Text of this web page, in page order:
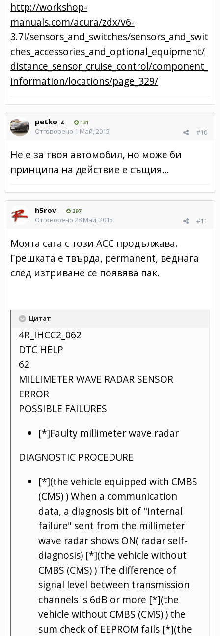
http://workshop-
manuals.com/acura/zdx/v6-
3.7l/sensors_and_switches/sensors_and_swit
ches_accessories_and_optional_equipment/
distance_sensor_cruise_control/component_
information/locations/page_329/
petko_z 131
#10
Отговорено 1 Май, 2015
Не е за твоя автомобил, но може би
принципа на действие е същия...
h5rov 297
#11
Отговорено 28 Май, 2015
Моята сага с този ACC продължава.
Грешката е твърда, permanent, веднага
след изтриване се появява пак.
Цитат
4R_IHCC2_062
DTC HELP
62
MILLIMETER WAVE RADAR SENSOR
ERROR
POSSIBLE FAILURES
[*]Faulty millimeter wave radar
DIAGNOSTIC PROCEDURE
[*](the vehicle equipped with CMBS
(CMS) ) When a communication
data, a diagnosis bit of "internal
failure" sent from the millimeter
wave radar shows ON( radar self-
diagnosis) [*](the vehicle without
CMBS (CMS) ) The difference of
signal level between transmission
channels is 6dB or more [*](the
vehicle without CMBS (CMS) ) the
sum check of EEPROM fails [*](the